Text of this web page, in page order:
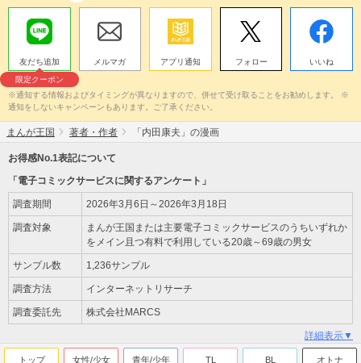
友だち追加
限定クーポン
メルマガ アプリ通知 フォロー いいね
※通知する情報およびタイミングが異なりますので、併せて受け取ることをお勧めします。 ※
通知をしないキャンペーンもあります。ご了承ください。
まんが王国 著者・作者 「内田康夫」の漫画
お得感No.1表記について
「電子コミックサービスに関するアンケート」
調査期間 2026年3月6日～2026年3月18日
調査対象
まんが王国または主要電子コミックサービスのうちいずれか
をメイン且つ有料で利用している20歳～69歳の男女
サンプル数 1,236サンプル
調査方法 インターネットリサーチ
調査委託先 株式会社MARCS
詳細表示▼
トップ 女性/少女 青年/少年 TL BL オトナ